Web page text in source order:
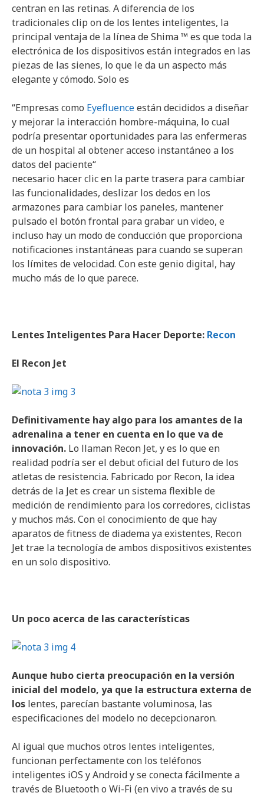
centran en las retinas. A diferencia de los
tradicionales clip on de los lentes inteligentes, la
principal ventaja de la línea de Shima ™ es que toda la
electrónica de los dispositivos están integrados en las
piezas de las sienes, lo que le da un aspecto más
elegante y cómodo. Solo es
“Empresas como Eyefluenceestán decididos a diseñar
y mejorar la interacción hombre-máquina, lo cual
podría presentar oportunidades para las enfermeras
de un hospital al obtener acceso instantáneo a los
datos del paciente“
necesario hacer clic en la parte trasera para cambiar
las funcionalidades, deslizar los dedos en los
armazones para cambiar los paneles, mantener
pulsado el botón frontal para grabar un video, e
incluso hay un modo de conducción que proporciona
notificaciones instantáneas para cuando se superan
los límites de velocidad. Con este genio digital, hay
mucho más de lo que parece.
Lentes Inteligentes Para Hacer Deporte: Recon
El Recon Jet
Definitivamente hay algo para los amantes de la
adrenalina a tener en cuenta en lo que va de
innovación. Lo llaman Recon Jet, y es lo que en
realidad podría ser el debut oficial del futuro de los
atletas de resistencia. Fabricado por Recon, la idea
detrás de la Jet es crear un sistema flexible de
medición de rendimiento para los corredores, ciclistas
y muchos más. Con el conocimiento de que hay
aparatos de fitness de diadema ya existentes, Recon
Jet trae la tecnología de ambos dispositivos existentes
en un solo dispositivo.
Un poco acerca de las características
Aunque hubo cierta preocupación en la versión
inicial del modelo, ya que la estructura externa de
los lentes, parecían bastante voluminosa, las
especificaciones del modelo no decepcionaron.
Al igual que muchos otros lentes inteligentes,
funcionan perfectamente con los teléfonos
inteligentes iOS y Android y se conecta fácilmente a
través de Bluetooth o Wi-Fi (en vivo a través de su